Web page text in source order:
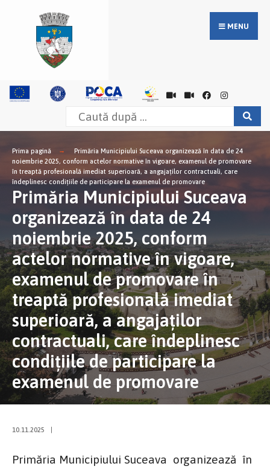
MENU
Prima pagină
Primăria Municipiului Suceava organizează în data de 24
noiembrie 2025, conform actelor normative în vigoare, examenul de promovare
în treaptă profesională imediat superioară, a angajaților contractuali, care
îndeplinesc condițiile de participare la examenul de promovare
Primăria Municipiului Suceava
organizează în data de 24
noiembrie 2025, conform
actelor normative în vigoare,
examenul de promovare în
treaptă profesională imediat
superioară, a angajaților
contractuali, care îndeplinesc
condițiile de participare la
examenul de promovare
10.11.2025
Primăria Municipiului Suceava organizează în